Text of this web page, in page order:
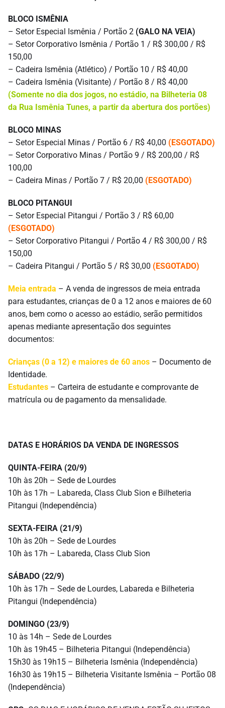
BLOCO ISMÊNIA
– Setor Especial Ismênia / Portão 2 (GALO NA VEIA)
– Setor Corporativo Ismênia / Portão 1 / R$ 300,00 / R$
150,00
– Cadeira Ismênia (Atlético) / Portão 10 / R$ 40,00
– Cadeira Ismênia (Visitante) / Portão 8 / R$ 40,00
(Somente no dia dos jogos, no estádio, na Bilheteria 08
da Rua Ismênia Tunes, a partir da abertura dos portões)
BLOCO MINAS
– Setor Especial Minas / Portão 6 / R$ 40,00 (ESGOTADO)
– Setor Corporativo Minas / Portão 9 / R$ 200,00 / R$
100,00
– Cadeira Minas / Portão 7 / R$ 20,00 (ESGOTADO)
BLOCO PITANGUI
– Setor Especial Pitangui / Portão 3 / R$ 60,00
(ESGOTADO)
– Setor Corporativo Pitangui / Portão 4 / R$ 300,00 / R$
150,00
– Cadeira Pitangui / Portão 5 / R$ 30,00 (ESGOTADO)
Meia entrada – A venda de ingressos de meia entrada
para estudantes, crianças de 0 a 12 anos e maiores de 60
anos, bem como o acesso ao estádio, serão permitidos
apenas mediante apresentação dos seguintes
documentos:
Crianças (0 a 12) e maiores de 60 anos – Documento de
Identidade.
Estudantes – Carteira de estudante e comprovante de
matrícula ou de pagamento da mensalidade.
DATAS E HORÁRIOS DA VENDA DE INGRESSOS
QUINTA-FEIRA (20/9)
10h às 20h – Sede de Lourdes
10h às 17h – Labareda, Class Club Sion e Bilheteria
Pitangui (Independência)
SEXTA-FEIRA (21/9)
10h às 20h – Sede de Lourdes
10h às 17h – Labareda, Class Club Sion
SÁBADO (22/9)
10h às 17h – Sede de Lourdes, Labareda e Bilheteria
Pitangui (Independência)
DOMINGO (23/9)
10 às 14h – Sede de Lourdes
10h às 19h45 – Bilheteria Pitangui (Independência)
15h30 às 19h15 – Bilheteria Ismênia (Independência)
16h30 às 19h15 – Bilheteria Visitante Ismênia – Portão 08
(Independência)